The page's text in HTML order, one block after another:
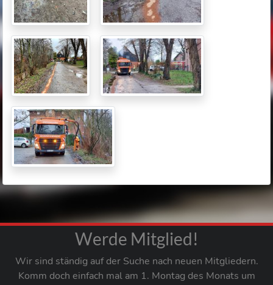
Werde Mitglied!
Wir sind ständig auf der Suche nach neuen Mitgliedern.
Komm doch einfach mal am 1. Montag des Monats um